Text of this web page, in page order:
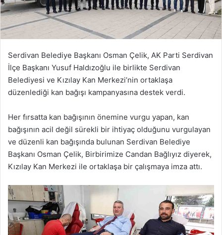
Serdivan Belediye Başkanı Osman Çelik, AK Parti Serdivan
İlçe Başkanı Yusuf Haldızoğlu ile birlikte Serdivan
Belediyesi ve Kızılay Kan Merkezi’nin ortaklaşa
düzenlediği kan bağışı kampanyasına destek verdi.
Her fırsatta kan bağışının önemine vurgu yapan, kan
bağışının acil değil sürekli bir ihtiyaç olduğunu vurgulayan
ve düzenli kan bağışında bulunan Serdivan Belediye
Başkanı Osman Çelik, Birbirimize Candan Bağlıyız diyerek,
Kızılay Kan Merkezi ile ortaklaşa bir çalışmaya imza attı.